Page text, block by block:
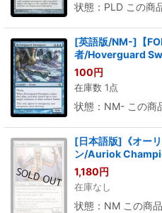
状態：PLD この商
[英語版/NM-]【
者/Hoverguard
100円
在庫数 1点
状態：NM- この商
[日本語版]《オー
ン/Auriok
1,180円
在庫なし
状態：NM この商